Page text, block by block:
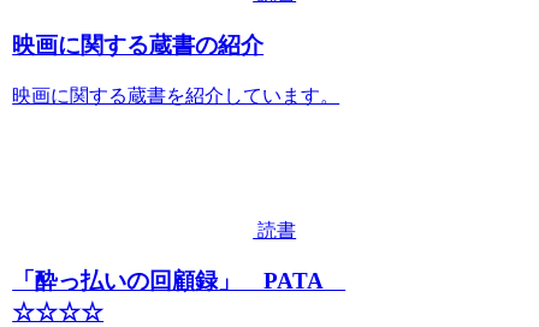
映画に関する蔵書の紹介
映画に関する蔵書を紹介しています。
読書
「酔っ払いの回顧録」 PATA
☆☆☆☆